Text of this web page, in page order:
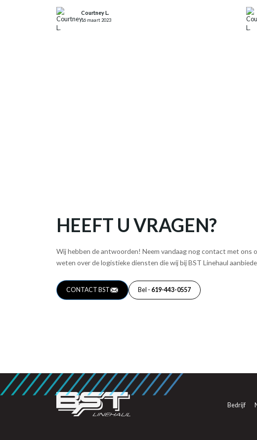
Courtney L.
16 maart 2023
HEEFT U VRAGEN?
Wij hebben de antwoorden! Neem vandaag nog contact met ons
weten over de logistieke diensten die wij bij BST Linehaul
CONTACT BST Bel - 619-443-0557
Bedrijf